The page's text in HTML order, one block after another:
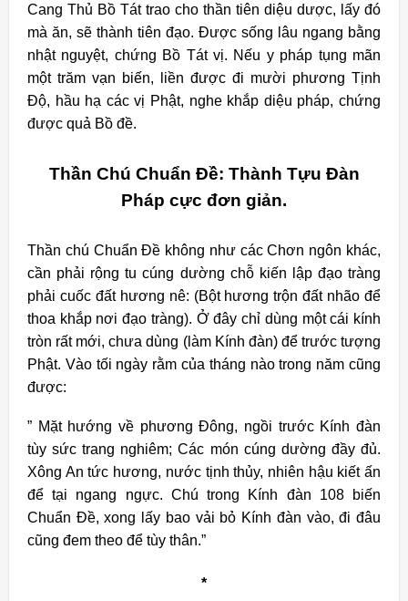
Cang Thủ Bồ Tát trao cho thần tiên diệu dược, lấy đó
mà ăn, sẽ thành tiên đạo. Được sống lâu ngang bằng
nhật nguyệt, chứng Bồ Tát vị. Nếu y pháp tụng mãn
một trăm vạn biến, liền được đi mười phương Tịnh
Độ, hầu hạ các vị Phật, nghe khắp diệu pháp, chứng
được quả Bồ đề.
Thần Chú Chuẩn Đề: Thành Tựu Đàn
Pháp cực đơn giản.
Thần chú Chuẩn Đề không như các Chơn ngôn khác,
cần phải rộng tu cúng dường chỗ kiến lập đạo tràng
phải cuốc đất hương nê: (Bột hương trộn đất nhão để
thoa khắp nơi đạo tràng). Ở đây chỉ dùng một cái kính
tròn rất mới, chưa dùng (làm Kính đàn) để trước tượng
Phật. Vào tối ngày rằm của tháng nào trong năm cũng
được:
” Mặt hướng về phương Đông, ngồi trước Kính đàn
tùy sức trang nghiêm; Các món cúng dường đầy đủ.
Xông An tức hương, nước tịnh thủy, nhiên hậu kiết ấn
để tại ngang ngực. Chú trong Kính đàn 108 biến
Chuẩn Đề, xong lấy bao vải bỏ Kính đàn vào, đi đâu
cũng đem theo để tùy thân.”
*